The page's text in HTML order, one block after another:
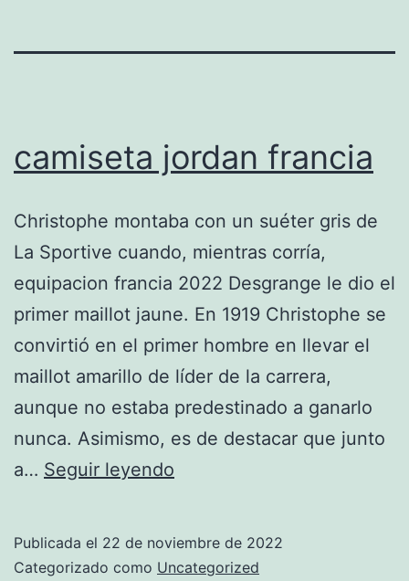
camiseta jordan francia
Christophe montaba con un suéter gris de
La Sportive cuando, mientras corría,
equipacion francia 2022 Desgrange le dio el
primer maillot jaune. En 1919 Christophe se
convirtió en el primer hombre en llevar el
maillot amarillo de líder de la carrera,
aunque no estaba predestinado a ganarlo
nunca. Asimismo, es de destacar que junto
a… Seguir leyendo
Publicada el 22 de noviembre de 2022
Categorizado como Uncategorized